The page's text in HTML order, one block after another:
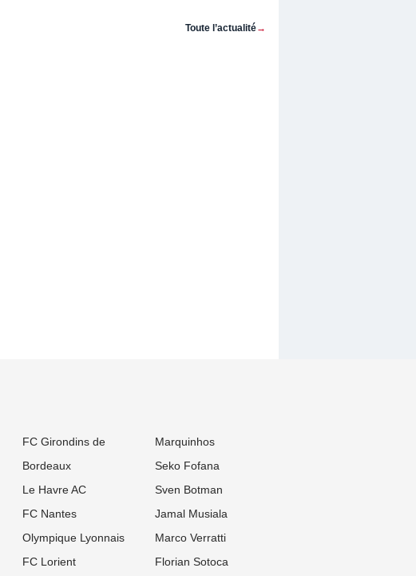
Toute l’actualité→
FC Girondins de
Bordeaux
Le Havre AC
FC Nantes
Olympique Lyonnais
FC Lorient
Marquinhos
Seko Fofana
Sven Botman
Jamal Musiala
Marco Verratti
Florian Sotoca